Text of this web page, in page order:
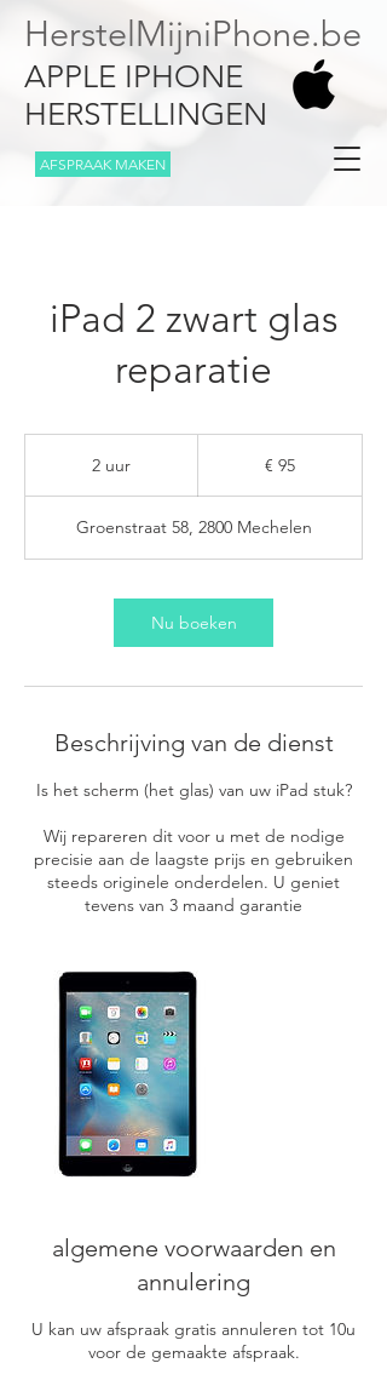
HerstelMijniPhone.be
APPLE IPHONE
HERSTELLINGEN
AFSPRAAK MAKEN
iPad 2 zwart glas
reparatie
2 uur
r
€ 95
Groenstraat 58, 2800 Mechelen
Nu boeken
Beschrijving van de dienst
Is het scherm (het glas) van uw iPad stuk?
Wij repareren dit voor u met de nodige
precisie aan de laagste prijs en gebruiken
steeds originele onderdelen. U geniet
tevens van 3 maand garantie
algemene voorwaarden en
annulering
U kan uw afspraak gratis annuleren tot 10u
voor de gemaakte afspraak.